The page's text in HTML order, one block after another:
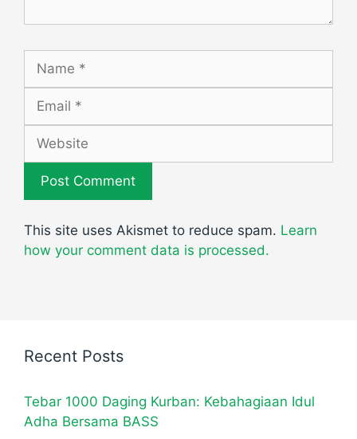
Name
Email
Website
This site uses Akismet to reduce spam. Learn
how your comment data is processed.
Recent Posts
Tebar 1000 Daging Kurban: Kebahagiaan Idul
Adha Bersama BASS